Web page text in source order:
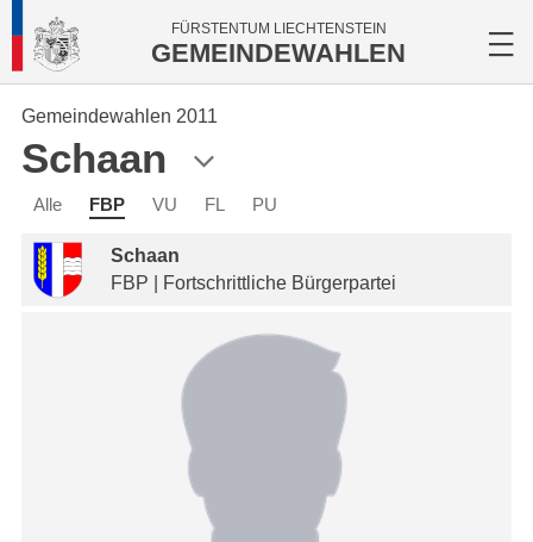
FÜRSTENTUM LIECHTENSTEIN
GEMEINDEWAHLEN
Gemeindewahlen 2011
Schaan
Alle FBP VU FL PU
Schaan
FBP | Fortschrittliche Bürgerpartei